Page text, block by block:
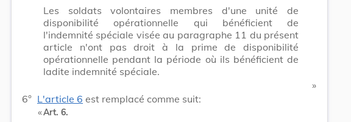
Les soldats volontaires membres d'une unité de
disponibilité opérationnelle qui bénéficient de
l'indemnité spéciale visée au paragraphe 11 du présent
article n'ont pas droit à la prime de disponibilité
opérationnelle pendant la période où ils bénéficient de
ladite indemnité spéciale.
​ »
6° L'article 6 est remplacé comme suit:
​ «Art. 6.